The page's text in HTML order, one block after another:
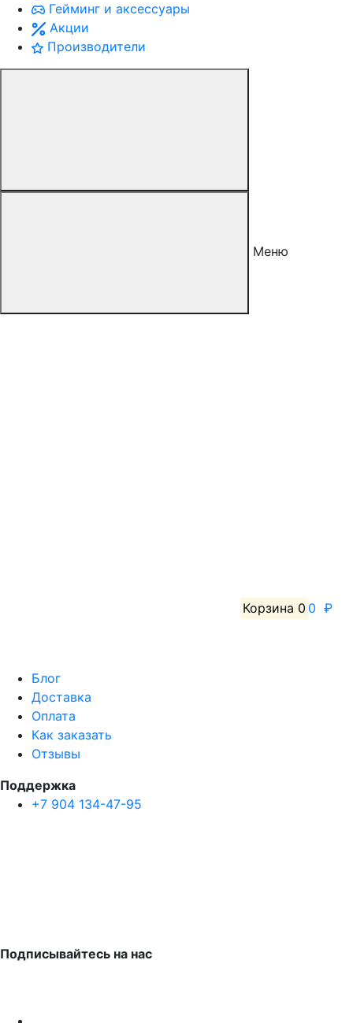
Гейминг и аксессуары
Акции
Производители
Меню
Корзина 0 0 ₽
Блог
Доставка
Оплата
Как заказать
Отзывы
Поддержка
+7 904 134-47-95
Подписывайтесь на нас